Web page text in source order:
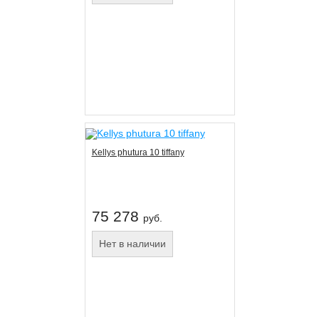
Kellys phutura 10 tiffany
75 278 руб.
Нет в наличии